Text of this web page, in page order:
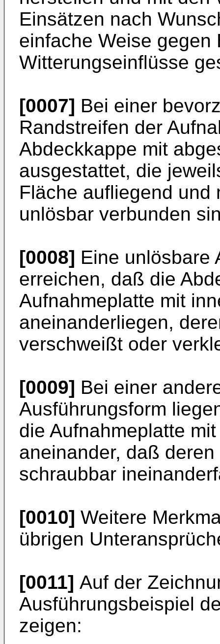
Einsätzen nach
einfache Weise
Witterungseinflüsse
[0007] Bei einer
Randstreifen der
Abdeckkappe mit
ausgestattet, die
Fläche aufliegend und
unlösbar verbunden
[0008] Eine unlösbare
erreichen, daß die
Aufnahmeplatte mit
aneinanderliegen,
verschweißt oder
[0009] Bei einer
Ausführungsform
die Aufnahmeplatte
aneinander, daß
schraubbar
[0010] Weitere
übrigen
[0011] Auf der
Ausführungsbeispiel
zeigen: